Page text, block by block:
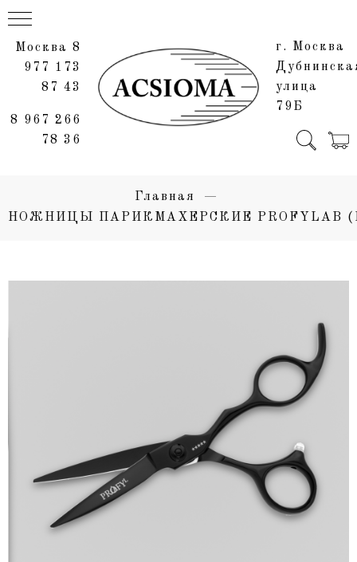
Москва 8
977 173
87 43
8 967 266
78 36
г. Москва
улица
79Б
Главная
НОЖНИЦЫ ПАРИКМАХЕРСКИЕ PROFYLAB